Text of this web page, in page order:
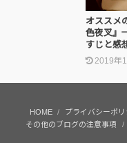
オススメ
色夜叉』
すじと感
2019年
HOME プライバシーポリ
その他のブログの注意事項